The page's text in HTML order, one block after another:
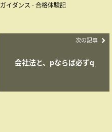
ガイダンス -合格体験記
次の記事
会社法と、pならば必ずq